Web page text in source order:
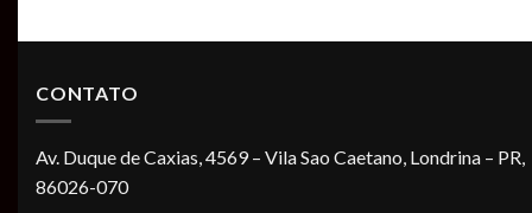
CONTATO
Av. Duque de Caxias, 4569 – Vila Sao Caetano, Londrina – PR,
86026-070